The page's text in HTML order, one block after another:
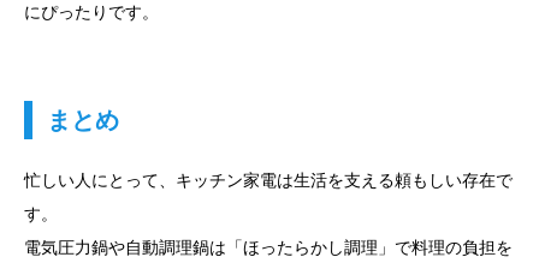
にぴったりです。
まとめ
忙しい人にとって、キッチン家電は生活を支える頼もしい存在で
す。
電気圧力鍋や自動調理鍋は「ほったらかし調理」で料理の負担を